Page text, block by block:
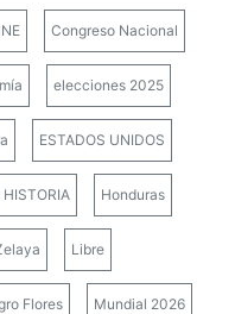
Congreso Nacional
elecciones 2025
ESTADOS UNIDOS
HISTORIA Honduras
Libre
Flores Mundial 2026